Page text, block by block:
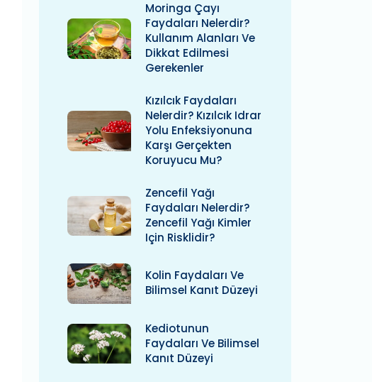
Moringa Çayı
Faydaları Nelerdir?
Kullanım Alanları Ve
Dikkat Edilmesi
Gerekenler
Kızılcık Faydaları
Nelerdir? Kızılcık Idrar
Yolu Enfeksiyonuna
Karşı Gerçekten
Koruyucu Mu?
Zencefil Yağı
Faydaları Nelerdir?
Zencefil Yağı Kimler
Için Risklidir?
Kolin Faydaları Ve
Bilimsel Kanıt Düzeyi
Kediotunun
Faydaları Ve Bilimsel
Kanıt Düzeyi